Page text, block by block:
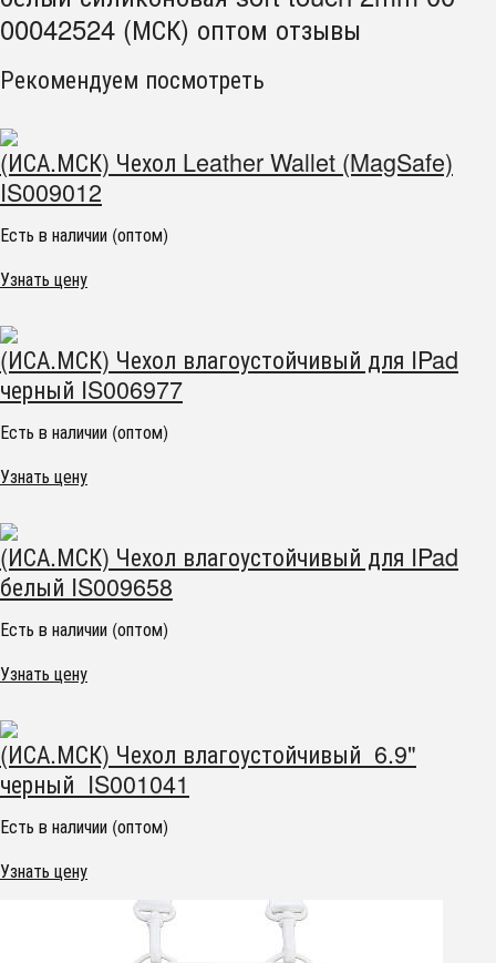
00042524 (МСК) оптом отзывы
Рекомендуем посмотреть
(ИСА.МСК) Чехол Leather Wallet (MagSafe)
IS009012
Есть в наличии (оптом)
Узнать цену
(ИСА.МСК) Чехол влагоустойчивый для IPad
черный IS006977
Есть в наличии (оптом)
Узнать цену
(ИСА.МСК) Чехол влагоустойчивый для IPad
белый IS009658
Есть в наличии (оптом)
Узнать цену
(ИСА.МСК) Чехол влагоустойчивый 6.9"
черный IS001041
Есть в наличии (оптом)
Узнать цену